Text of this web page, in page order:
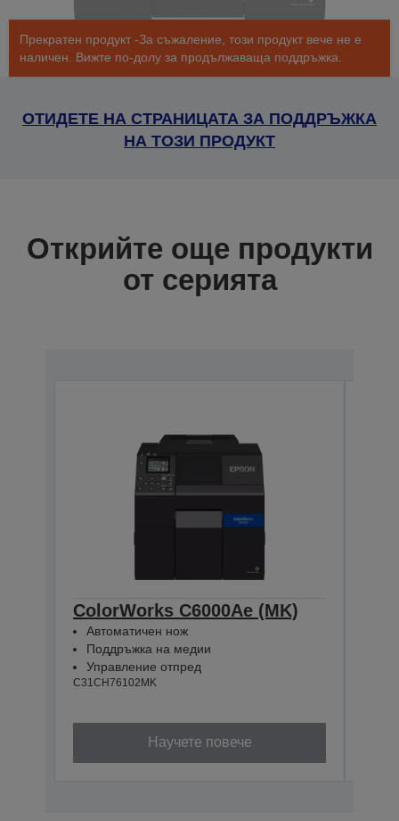
Прекратен продукт -За съжаление, този продукт вече не е
наличен. Вижте по-долу за продължаваща поддръжка.
ОТИДЕТЕ НА СТРАНИЦАТА ЗА ПОДДРЪЖКА
НА ТОЗИ ПРОДУКТ
Открийте още продукти
от серията
ColorWorks C6000Ae (MK)
Автоматичен нож
Поддръжка на медии
Управление отпред
C31CH76102MK
Научете повече